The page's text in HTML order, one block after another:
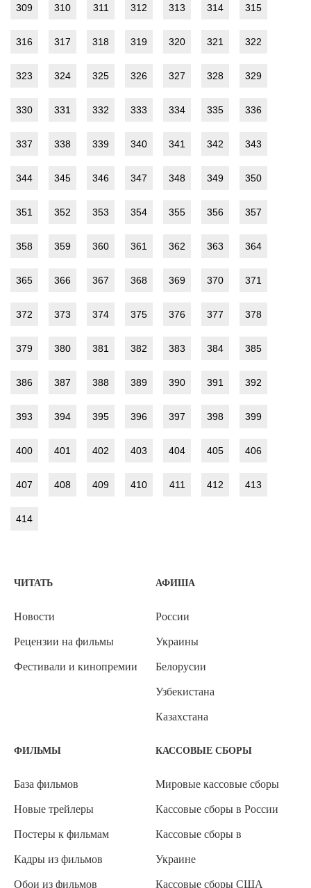
309 310 311 312 313 314 315
316 317 318 319 320 321 322
323 324 325 326 327 328 329
330 331 332 333 334 335 336
337 338 339 340 341 342 343
344 345 346 347 348 349 350
351 352 353 354 355 356 357
358 359 360 361 362 363 364
365 366 367 368 369 370 371
372 373 374 375 376 377 378
379 380 381 382 383 384 385
386 387 388 389 390 391 392
393 394 395 396 397 398 399
400 401 402 403 404 405 406
407 408 409 410 411 412 413
414
ЧИТАТЬ
Новости
Рецензии на фильмы
Фестивали и кинопремии
АФИША
России
Украины
Белорусии
Узбекистана
Казахстана
ФИЛЬМЫ
База фильмов
Новые трейлеры
Постеры к фильмам
Кадры из фильмов
Обои из фильмов
КАССОВЫЕ СБОРЫ
Мировые кассовые сборы
Кассовые сборы в России
Кассовые сборы в
Украине
Кассовые сборы США